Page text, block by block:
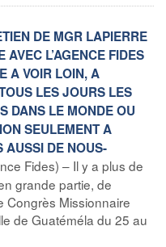
DE MGR LAPIERRE
AVEC L’AGENCE FIDES
A VOIR LOIN, A
LES JOURS LES
DANS LE MONDE OU
SEULEMENT A
AUSSI DE NOUS-
Fides) – Il y a plus de
grande partie, de
Congrès Missionnaire
de Guatéméla du 25 au